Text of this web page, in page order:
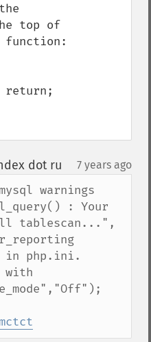
top of
function:
return;
dot ru 7 years ago
warnings
: Your
tablescan...",
php.ini.